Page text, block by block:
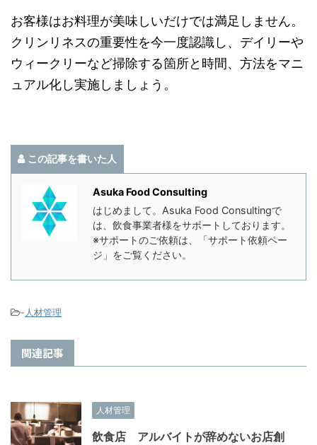
お客様はお料理が美味しいだけでは満足しません。
クリンリネスの重要性を今一度認識し、デイリーや
ウィークリーなど掃除する箇所と時間、方法をマニ
ュアル化し実施しましょう。
この記事を書いた人
Asuka Food Consulting
はじめまして。Asuka Food Consultingで
は、飲食事業者様をサポートしております。
※サポートのご依頼は、「サポート依頼ペー
ジ」をご覧ください。
-人材管理
関連記事
人材管理
飲食店 アルバイトが辞めないお店創